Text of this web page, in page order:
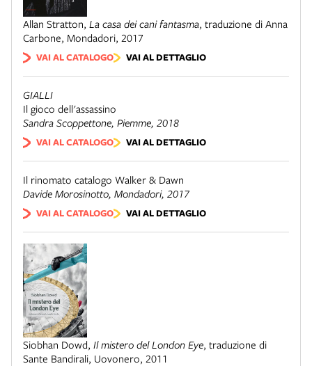
Allan Stratton, La casa dei cani fantasma, traduzione di Anna
Carbone, Mondadori, 2017
VAI AL CATALOGO VAI AL DETTAGLIO
GIALLI
Il gioco dell'assassino
Sandra Scoppettone, Piemme, 2018
VAI AL CATALOGO VAI AL DETTAGLIO
Il rinomato catalogo Walker & Dawn
Davide Morosinotto, Mondadori, 2017
VAI AL CATALOGO VAI AL DETTAGLIO
Siobhan Dowd, Il mistero del London Eye, traduzione di
Sante Bandirali, Uovonero, 2011